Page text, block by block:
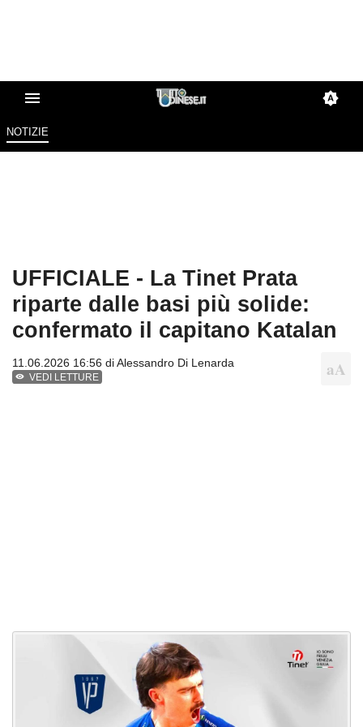
NOTIZIE
UFFICIALE - La Tinet Prata
riparte dalle basi più solide:
confermato il capitano Katalan
11.06.2026 16:56 diAlessandro Di Lenarda
VEDI LETTURE